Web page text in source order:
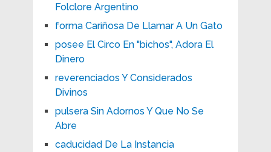
Folclore Argentino
forma Cariñosa De Llamar A Un Gato
posee El Circo En "bichos", Adora El
Dinero
reverenciados Y Considerados
Divinos
pulsera Sin Adornos Y Que No Se
Abre
caducidad De La Instancia